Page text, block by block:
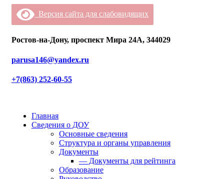
Версия сайта для слабовидящих
Ростов-на-Дону, проспект Мира 24А, 344029
parusa146@yandex.ru
+7(863) 252-60-55
Главная
Сведения о ДОУ
Основные сведения
Структура и органы управления
Документы
— Документы для рейтинга
Образование